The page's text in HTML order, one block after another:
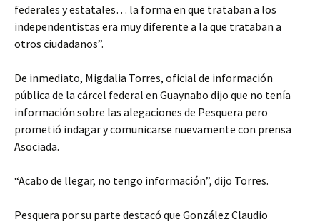
federales y estatales… la forma en que trataban a los
independentistas era muy diferente a la que trataban a
otros ciudadanos”.
De inmediato, Migdalia Torres, oficial de información
pública de la cárcel federal en Guaynabo dijo que no tenía
información sobre las alegaciones de Pesquera pero
prometió indagar y comunicarse nuevamente con prensa
Asociada.
“Acabo de llegar, no tengo información”, dijo Torres.
Pesquera por su parte destacó que González Claudio